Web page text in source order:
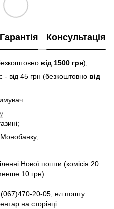
Гарантія Консультація
від 1500 грн);
від 45 грн (безкоштовно від
Монобанку;
Нової пошти (комісія 20
10 грн).
20-05, ел.пошту
на сторінці